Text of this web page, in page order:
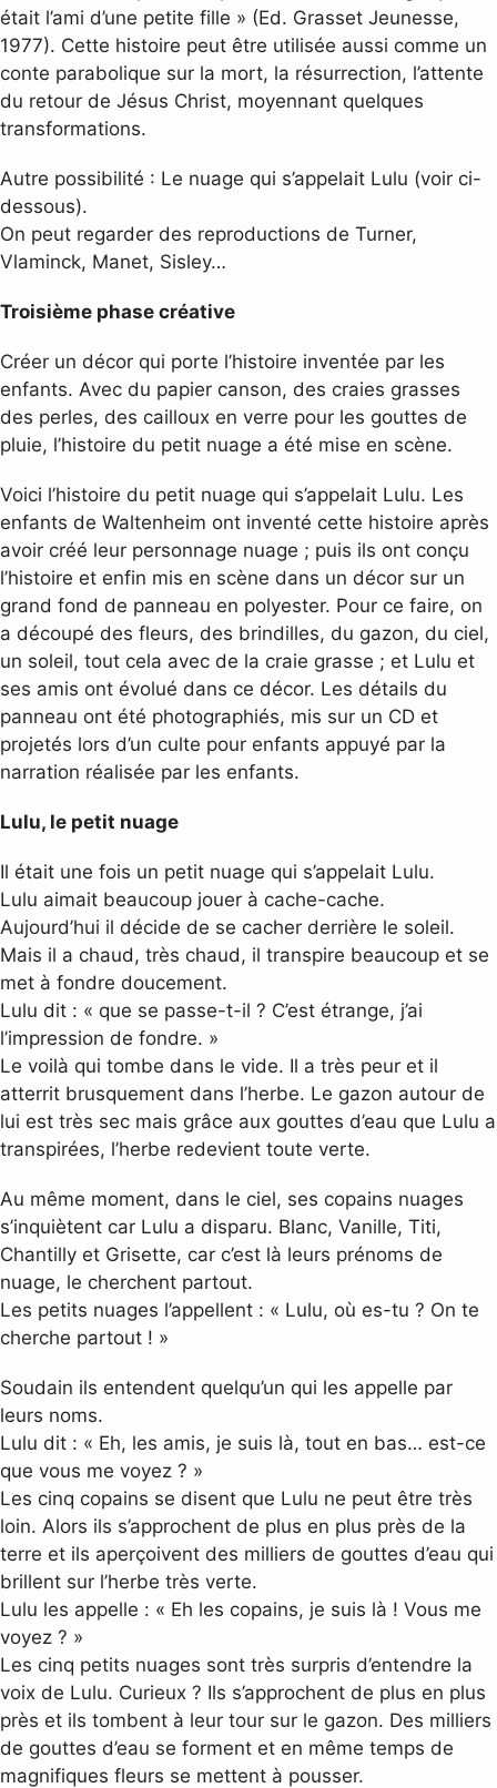
était l’ami d’une petite fille » (Ed. Grasset Jeunesse,
1977). Cette histoire peut être utilisée aussi comme un
conte parabolique sur la mort, la résurrection, l’attente
du retour de Jésus Christ, moyennant quelques
transformations.
Autre possibilité : Le nuage qui s’appelait Lulu (voir ci-
dessous).
On peut regarder des reproductions de Turner,
Vlaminck, Manet, Sisley…
Troisième phase créative
Créer un décor qui porte l’histoire inventée par les
enfants. Avec du papier canson, des craies grasses
des perles, des cailloux en verre pour les gouttes de
pluie, l’histoire du petit nuage a été mise en scène.
Voici l’histoire du petit nuage qui s’appelait Lulu. Les
enfants de Waltenheim ont inventé cette histoire après
avoir créé leur personnage nuage ; puis ils ont conçu
l’histoire et enfin mis en scène dans un décor sur un
grand fond de panneau en polyester. Pour ce faire, on
a découpé des fleurs, des brindilles, du gazon, du ciel,
un soleil, tout cela avec de la craie grasse ; et Lulu et
ses amis ont évolué dans ce décor. Les détails du
panneau ont été photographiés, mis sur un CD et
projetés lors d’un culte pour enfants appuyé par la
narration réalisée par les enfants.
Lulu, le petit nuage
Il était une fois un petit nuage qui s’appelait Lulu.
Lulu aimait beaucoup jouer à cache-cache.
Aujourd’hui il décide de se cacher derrière le soleil.
Mais il a chaud, très chaud, il transpire beaucoup et se
met à fondre doucement.
Lulu dit : « que se passe-t-il ? C’est étrange, j’ai
l’impression de fondre. »
Le voilà qui tombe dans le vide. Il a très peur et il
atterrit brusquement dans l’herbe. Le gazon autour de
lui est très sec mais grâce aux gouttes d’eau que Lulu a
transpirées, l’herbe redevient toute verte.
Au même moment, dans le ciel, ses copains nuages
s’inquiètent car Lulu a disparu. Blanc, Vanille, Titi,
Chantilly et Grisette, car c’est là leurs prénoms de
nuage, le cherchent partout.
Les petits nuages l’appellent : « Lulu, où es-tu ? On te
cherche partout ! »
Soudain ils entendent quelqu’un qui les appelle par
leurs noms.
Lulu dit : « Eh, les amis, je suis là, tout en bas… est-ce
que vous me voyez ? »
Les cinq copains se disent que Lulu ne peut être très
loin. Alors ils s’approchent de plus en plus près de la
terre et ils aperçoivent des milliers de gouttes d’eau qui
brillent sur l’herbe très verte.
Lulu les appelle : « Eh les copains, je suis là ! Vous me
voyez ? »
Les cinq petits nuages sont très surpris d’entendre la
voix de Lulu. Curieux ? Ils s’approchent de plus en plus
près et ils tombent à leur tour sur le gazon. Des milliers
de gouttes d’eau se forment et en même temps de
magnifiques fleurs se mettent à pousser.